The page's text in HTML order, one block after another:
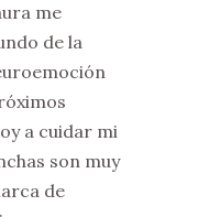
me
de la
a cuidar mi
son muy
de